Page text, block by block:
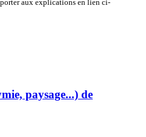
aux explications en lien ci-
paysage...) de